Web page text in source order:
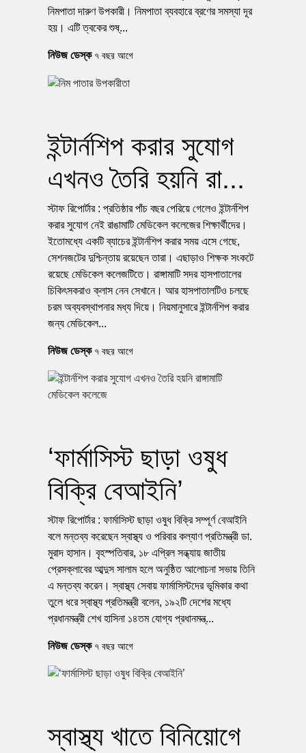
নিমপাতা দারুণ উপকারী। নিমপাতা ব্যবহারে ব্রণের সমস্যা দূর
হয়। এটি ত্বকের শুষ্...
নিউজ ডেস্ক ৭ বছর আগে
ইন্টার্নশিপ করার সুযোগ
এখনও তৈরি হয়নি রা...
স্টাফ রিপোর্টার : প্রতিষ্ঠার পাঁচ বছর পেরিয়ে গেলেও ইন্টার্নশিপ
করার সুযোগ নেই রাঙামাটি মেডিকেল কলেজের শিক্ষার্থীদের।
ইতোমধ্যে একটি ব্যাচের ইন্টার্নশিপ করার সময় এসে গেছে,
সেশনজটের দুশ্চিন্তায় রয়েছেন তারা। এছাড়াও শিক্ষক সংকটে
রয়েছে মেডিকেল কলেজটিতে। রাঙ্গামাটি সদর হাসপাতালের
চিকিৎসকরাও ক্লাস নেন সেখানে। আর হাসপাতালটিও চলছে
চরম অব্যবস্থাপনার মধ্য দিয়ে। নিয়মানুসারে ইন্টার্নশিপ করার
জন্য মেডিকেল...
নিউজ ডেস্ক ৭ বছর আগে
‘ফার্মাসিস্ট ছাড়া ওষুধ
বিক্রি বেআইনি’
স্টাফ রিপোর্টার : ফার্মাসিস্ট ছাড়া ওষুধ বিক্রি সম্পূর্ণ বেআইনি
বলে মন্তব্য করেছেন স্বাস্থ্য ও পরিবার কল্যাণ প্রতিমন্ত্রী ডা.
মুরাদ হাসান। বৃহস্পতিবার, ১৮ এপ্রিল সন্ধ্যায় জাতীয়
প্রেসক্লাবের আব্দুস সালাম হলে অনুষ্ঠিত আলোচনা সভায় তিনি
এ মন্তব্য করেন। স্বাস্থ্য সেবায় ফার্মাসিস্টদের ভূমিকার কথা
তুলে ধরে স্বাস্থ্য প্রতিমন্ত্রী বলেন, ১৯২টি দেশের মধ্যে
প্রধানমন্ত্রী শেখ হাসিনা ১৪তম যোগ্য প্রধানমন্ত্...
নিউজ ডেস্ক ৭ বছর আগে
স্বাস্থ্য খাতে বিনিয়োগে